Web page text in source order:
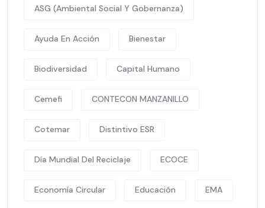
ASG (Ambiental Social Y Gobernanza)
Ayuda En Acción Bienestar
Biodiversidad Capital Humano
Cemefi CONTECON MANZANILLO
Cotemar Distintivo ESR
Día Mundial Del Reciclaje ECOCE
Economía Circular Educación EMA